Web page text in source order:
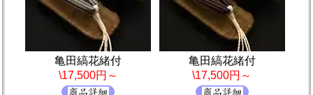
亀田縞花緒付
\17,500円～
亀田縞花緒付
\17,500円～